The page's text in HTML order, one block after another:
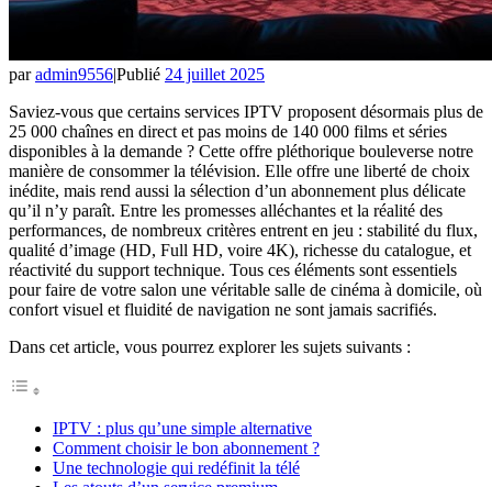
paradmin9556|Publié 24 juillet 2025
Saviez-vous que certains services IPTV proposent désormais plus de
25 000 chaînes en direct et pas moins de 140 000 films et séries
disponibles à la demande ? Cette offre pléthorique bouleverse notre
manière de consommer la télévision. Elle offre une liberté de choix
inédite, mais rend aussi la sélection d’un abonnement plus délicate
qu’il n’y paraît. Entre les promesses alléchantes et la réalité des
performances, de nombreux critères entrent en jeu : stabilité du flux,
qualité d’image (HD, Full HD, voire 4K), richesse du catalogue, et
réactivité du support technique. Tous ces éléments sont essentiels
pour faire de votre salon une véritable salle de cinéma à domicile, où
confort visuel et fluidité de navigation ne sont jamais sacrifiés.
Dans cet article, vous pourrez explorer les sujets suivants :
IPTV : plus qu’une simple alternative
Comment choisir le bon abonnement ?
Une technologie qui redéfinit la télé